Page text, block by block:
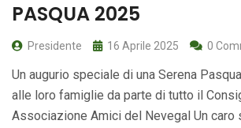
PASQUA 2025
Presidente 16 Aprile 2025 0
Un augurio speciale di una Serena
alle loro famiglie da parte di tutto il
Associazione Amici del Nevegal Un caro